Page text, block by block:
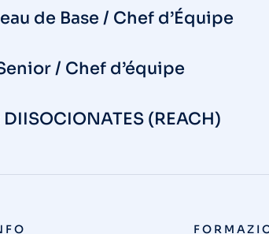
de Base / Chef d’Équipe
/ Chef d’équipe
(REACH)